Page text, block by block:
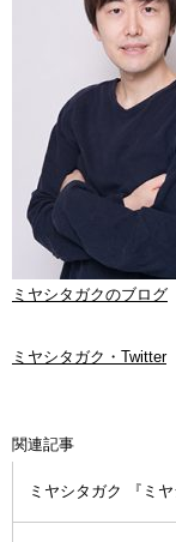
ミヤシタガクのブログ
ミヤシタガク・Twitter
関連記事
ミヤシタガク 『ミ